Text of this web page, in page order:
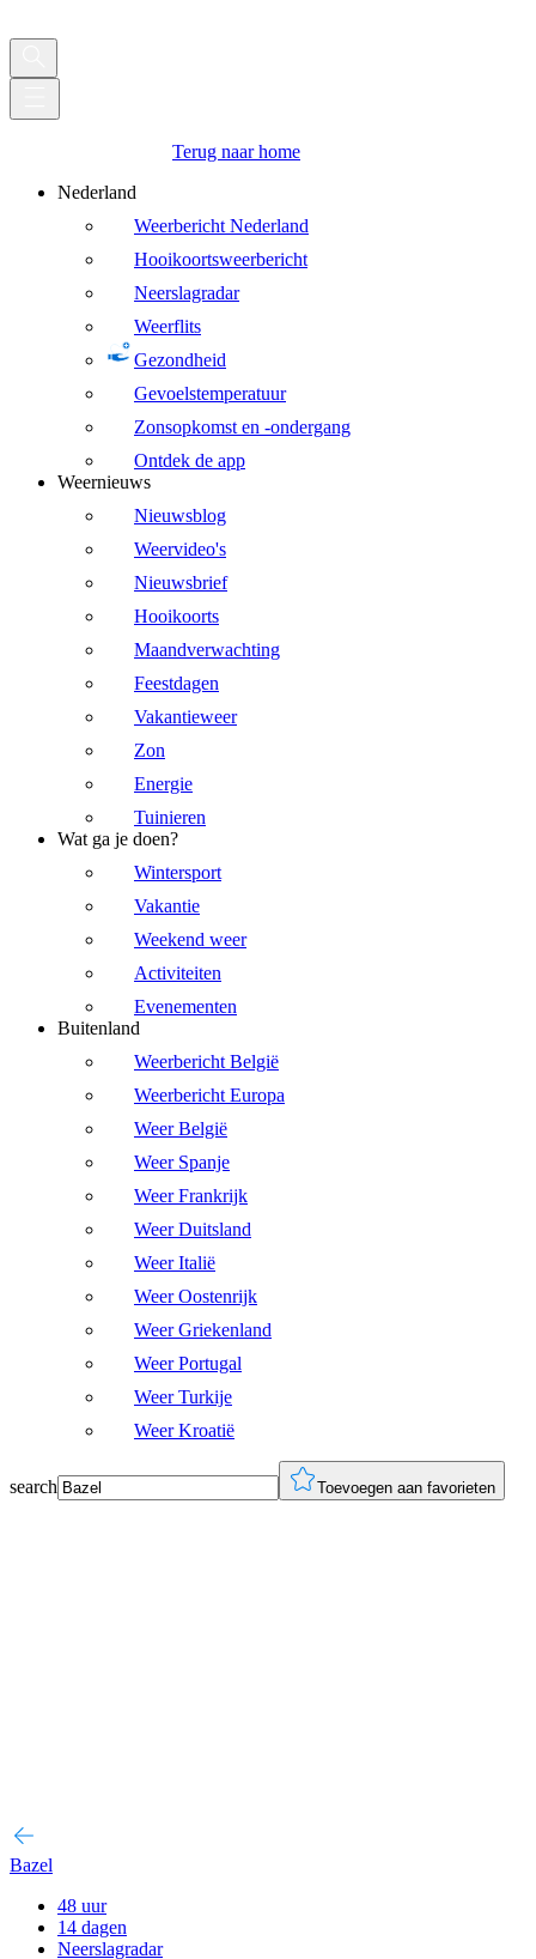
Terug naar home
Nederland
Weerbericht Nederland
Hooikoortsweerbericht
Neerslagradar
Weerflits
Gezondheid
Gevoelstemperatuur
Zonsopkomst en -ondergang
Ontdek de app
Weernieuws
Nieuwsblog
Weervideo's
Nieuwsbrief
Hooikoorts
Maandverwachting
Feestdagen
Vakantieweer
Zon
Energie
Tuinieren
Wat ga je doen?
Wintersport
Vakantie
Weekend weer
Activiteiten
Evenementen
Buitenland
Weerbericht België
Weerbericht Europa
Weer België
Weer Spanje
Weer Frankrijk
Weer Duitsland
Weer Italië
Weer Oostenrijk
Weer Griekenland
Weer Portugal
Weer Turkije
Weer Kroatië
search Toevoegen aan favorieten
Bazel
48 uur
14 dagen
Neerslagradar